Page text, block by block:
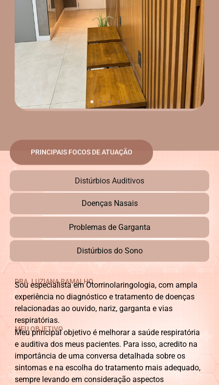
PRINCIPAIS FOCOS DE ATUAÇÃO
DRA. LUZIANA RAMALHO
Sou especialista em Otorrinolaringologia, com ampla
experiência no diagnóstico e tratamento de doenças
relacionadas ao ouvido, nariz, garganta e vias
respiratórias.
MEU OBJETIVO
Meu principal objetivo é melhorar a saúde respiratória
e auditiva dos meus pacientes. Para isso, acredito na
importância de uma conversa detalhada sobre os
sintomas e na escolha do tratamento mais adequado,
sempre levando em consideração aspectos
Distúrbios Auditivos
Doenças Nasais
Problemas de Garganta
Distúrbios do Sono